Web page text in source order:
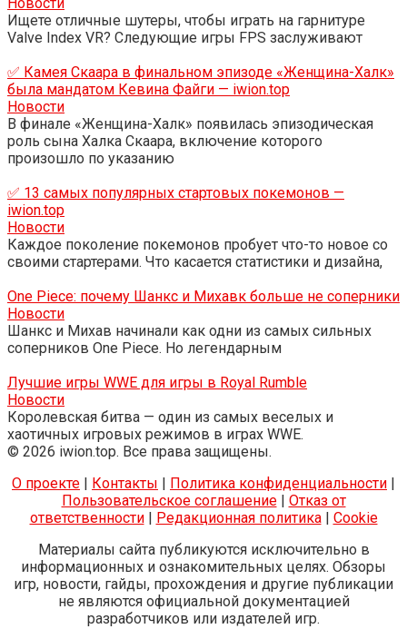
Новости
Ищете отличные шутеры, чтобы играть на гарнитуре
Valve Index VR? Следующие игры FPS заслуживают
✅ Камея Скаара в финальном эпизоде ​​«Женщина-Халк»
была мандатом Кевина Файги — iwion.top
Новости
В финале «Женщина-Халк» появилась эпизодическая
роль сына Халка Скаара, включение которого
произошло по указанию
✅ 13 самых популярных стартовых покемонов —
iwion.top
Новости
Каждое поколение покемонов пробует что-то новое со
своими стартерами. Что касается статистики и дизайна,
One Piece: почему Шанкс и Михавк больше не соперники
Новости
Шанкс и Михав начинали как одни из самых сильных
соперников One Piece. Но легендарным
Лучшие игры WWE для игры в Royal Rumble
Новости
Королевская битва — один из самых веселых и
хаотичных игровых режимов в играх WWE.
© 2026 iwion.top. Все права защищены.
О проекте
Контакты Политика конфиденциальности
Пользовательское соглашение| Отказ от
ответственности| Редакционная политика| Cookie
Материалы сайта публикуются исключительно в
информационных и ознакомительных целях. Обзоры
игр, новости, гайды, прохождения и другие публикации
не являются официальной документацией
разработчиков или издателей игр.